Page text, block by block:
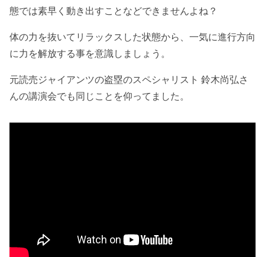
態では素早く動き出すことなどできませんよね？
体の力を抜いてリラックスした状態から、一気に進行方向
に力を解放する事を意識しましょう。
元読売ジャイアンツの盗塁のスペシャリスト 鈴木尚弘さ
んの講演会でも同じことを仰ってました。